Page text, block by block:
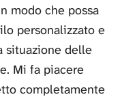
modo che possa
personalizzato e
situazione delle
Mi fa piacere
completamente